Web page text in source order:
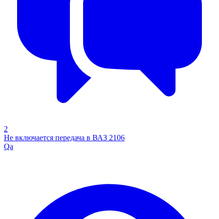
2
Не включается передача в ВАЗ 2106
Qa